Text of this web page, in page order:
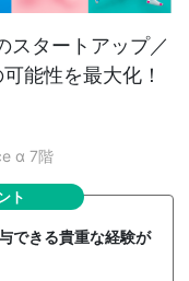
スタートアップ／
能性を最大化！
α 7階
ト
できる貴重な経験が